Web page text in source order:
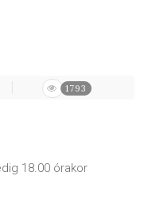
1793
18.00 órakor